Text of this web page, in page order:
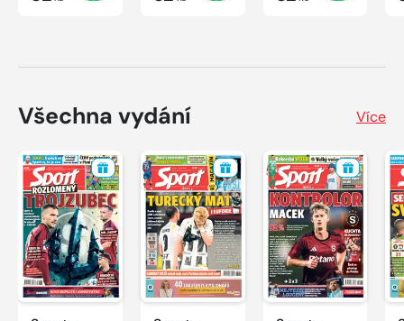
Všechna vydání Více